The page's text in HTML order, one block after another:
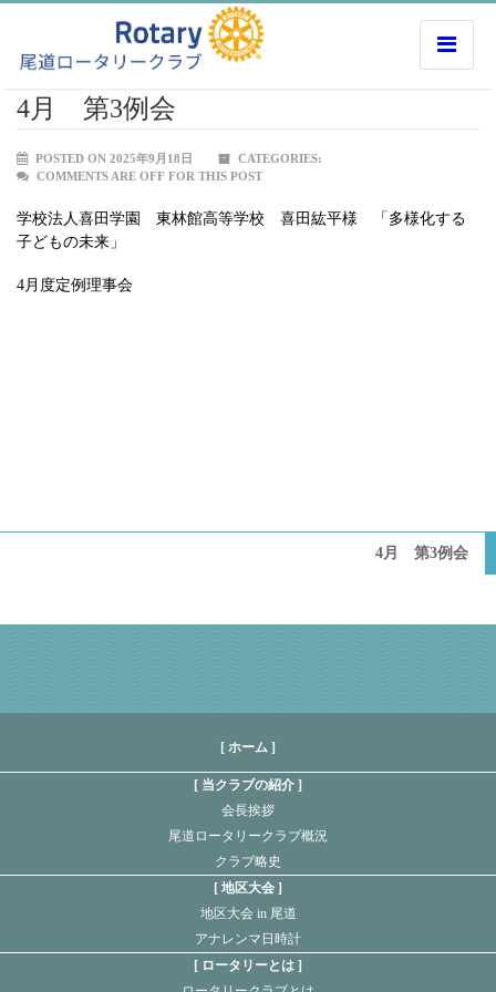
4月 第3例会
POSTED ON 2025年9月18日
CATEGORIES:
COMMENTS ARE OFF FOR THIS POST
学校法人喜田学園 東林館高等学校 喜田紘平様 「多様化する
子どもの未来」
4月度定例理事会
4月 第3例会
[ ホーム ]
当クラブの紹介
会長挨拶
尾道ロータリークラブ概況
クラブ略史
地区大会
地区大会 in 尾道
アナレンマ日時計
ロータリーとは